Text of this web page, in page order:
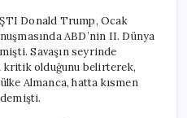
Donald Trump, Ocak
ABD’nin II. Dünya
Savaşın seyrinde
kritik olduğunu belirterek,
Almanca, hatta kısmen